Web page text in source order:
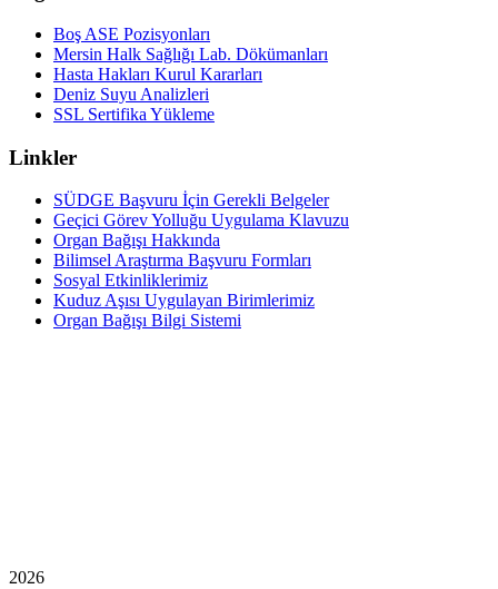
Boş ASE Pozisyonları
Mersin Halk Sağlığı Lab. Dökümanları
Hasta Hakları Kurul Kararları
Deniz Suyu Analizleri
SSL Sertifika Yükleme
Linkler
SÜDGE Başvuru İçin Gerekli Belgeler
Geçici Görev Yolluğu Uygulama Klavuzu
Organ Bağışı Hakkında
Bilimsel Araştırma Başvuru Formları
Sosyal Etkinliklerimiz
Kuduz Aşısı Uygulayan Birimlerimiz
Organ Bağışı Bilgi Sistemi
2026